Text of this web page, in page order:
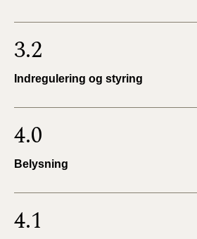
3.2
Indregulering og styring
4.0
Belysning
4.1